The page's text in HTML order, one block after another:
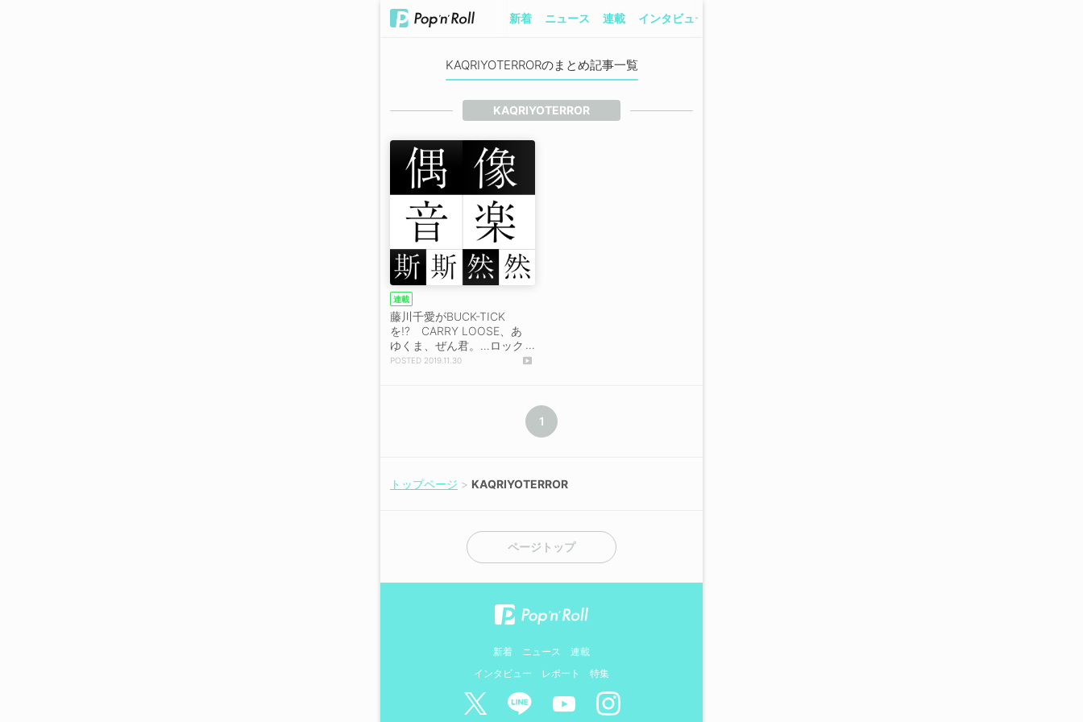
新着 ニュース 連載 インタビュー
KAQRIYOTERRORのまとめ記事一覧
KAQRIYOTERROR
連載
藤川千愛がBUCK-TICK
を!? CARRY LOOSE、あ
ゆくま、ぜん君。…ロック
テイストアイドルの現在
2019.11.30
1
トップページ KAQRIYOTERROR
ページトップ
新着 ニュース
連載
インタビュー
レポート 特集